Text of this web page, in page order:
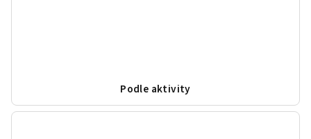
Podle aktivity